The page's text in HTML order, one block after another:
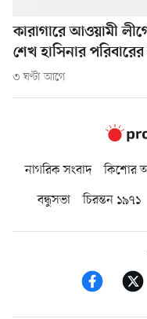
কারাগারে আওয়ামী
শেখ হাসিনার
৩ ঘণ্টা আগে
নাগরিক সংবাদ কিশোর
বন্ধুসভা
চিরন্তন ১৯৭১